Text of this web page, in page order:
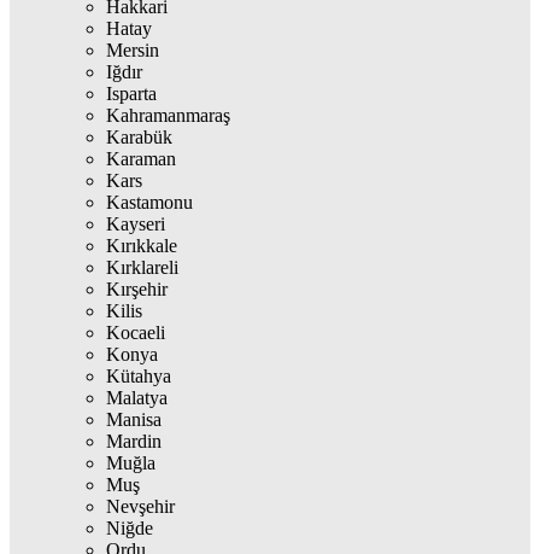
Hakkari
Hatay
Mersin
Iğdır
Isparta
Kahramanmaraş
Karabük
Karaman
Kars
Kastamonu
Kayseri
Kırıkkale
Kırklareli
Kırşehir
Kilis
Kocaeli
Konya
Kütahya
Malatya
Manisa
Mardin
Muğla
Muş
Nevşehir
Niğde
Ordu